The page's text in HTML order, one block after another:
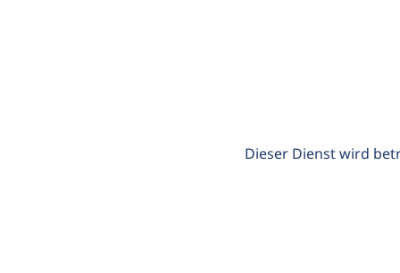
Dieser Dienst wird